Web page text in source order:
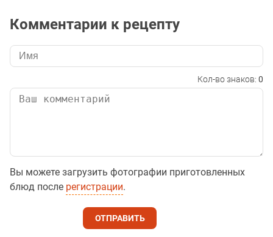
Комментарии к рецепту
Кол-во знаков: 0
Вы можете загрузить фотографии приготовленных
блюд после регистрации.
ОТПРАВИТЬ